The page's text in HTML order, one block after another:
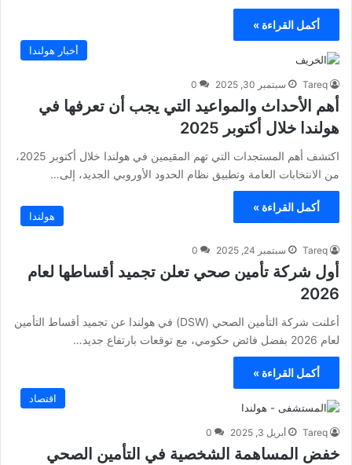
أكمل القراءة »
أخبار هولندا
Tareq سبتمبر 30, 2025 0
أهم الأحداث والمواعيد التي يجب أن تعرفها في
هولندا خلال أكتوبر 2025
اكتشف أهم المستجدات التي تهم المقيمين في هولندا خلال أكتوبر 2025،
من الانتخابات العامة وتطبيق نظام الحدود الأوروبي الجديد، إلى…
أكمل القراءة »
هولندا
Tareq سبتمبر 24, 2025 0
أول شركة تأمين صحي تعلن تجميد أقساطها لعام
2026
أعلنت شركة التأمين الصحي (DSW) في هولندا عن تجميد أقساط التأمين
لعام 2026 بفضل فائض حكومي، مع توقعات بارتفاع جديد…
أكمل القراءة »
اقتصاد
Tareq أبريل 3, 2025 0
خفض المساهمة الشخصية في التأمين الصحي